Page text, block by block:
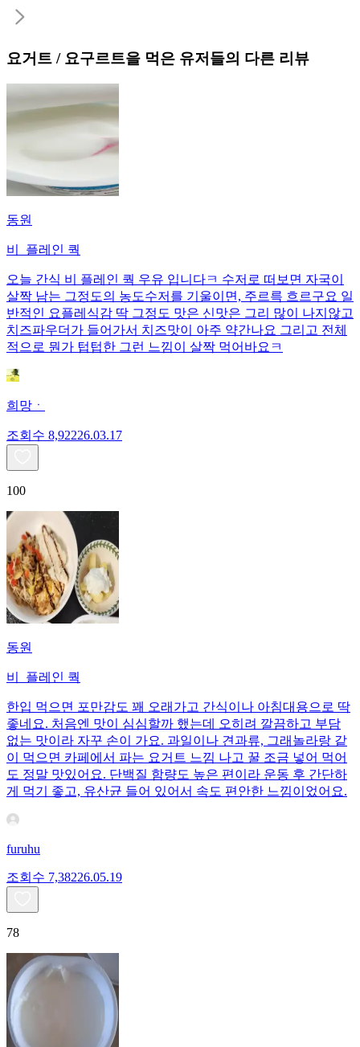
요거트 / 요구르트을 먹은 유저들의 다른 리뷰
동원
비_플레인 쿽
오늘 간식 비 플레인 쿽 우유 입니다ㅋ 수저로 떠보면 자국이
살짝 남는 그정도의 농도수저를 기울이면, 주르륵 흐르구요 일
반적인 요플레식감 딱 그정도 맛은 신맛은 그리 많이 나지않고
치즈파우더가 들어가서 치즈맛이 아주 약간나요 그리고 전체
적으로 뭔가 텁텁한 그런 느낌이 살짝 먹어바요ㅋ
희망ㆍ
조회수 8,92226.03.17
100
동원
비_플레인 쿽
한입 먹으면 포만감도 꽤 오래가고 간식이나 아침대용으로 딱
좋네요. 처음엔 맛이 심심할까 했는데 오히려 깔끔하고 부담
없는 맛이라 자꾸 손이 가요. 과일이나 견과류, 그래놀라랑 같
이 먹으면 카페에서 파는 요거트 느낌 나고 꿀 조금 넣어 먹어
도 정말 맛있어요. 단백질 함량도 높은 편이라 운동 후 간단하
게 먹기 좋고, 유산균 들어 있어서 속도 편안한 느낌이었어요.
furuhu
조회수 7,38226.05.19
78